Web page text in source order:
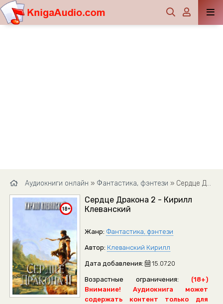
Аудиокниги онлайн » Фантастика, фэнтези » Сердце Дракона 2 - Кирилл Клеванский
Сердце Дракона 2 - Кирилл
Клеванский
Жанр: Фантастика, фэнтези
Автор: Клеванский Кирилл
Дата добавления: 15.07.20
Возрастные ограничения:
(18+)
Внимание! Аудиокнига может
содержать контент только для